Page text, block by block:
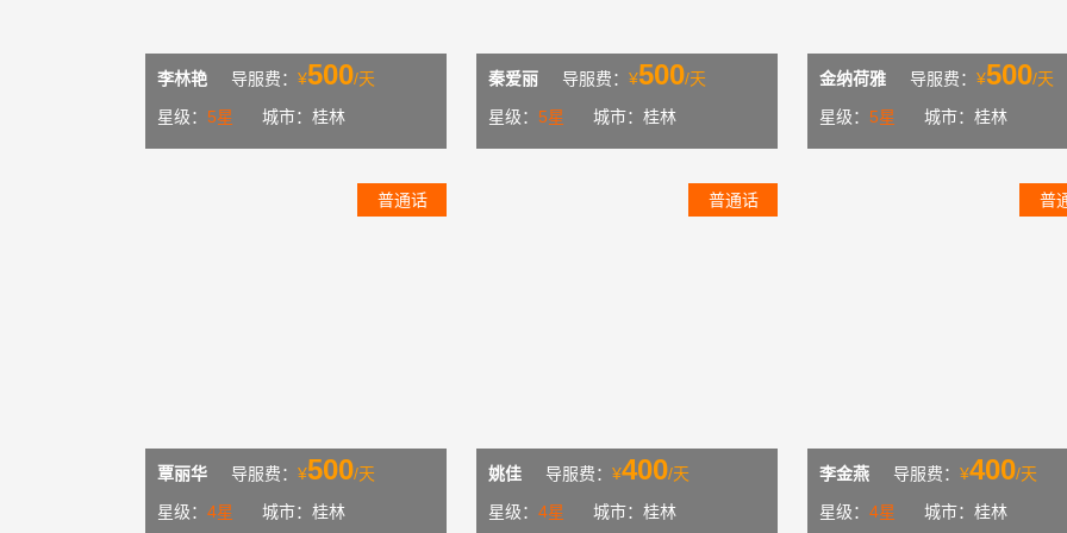
李林艳 导服费： ¥500/天
星级： 5星 城市：桂林
秦爱丽 导服费： ¥500/天
星级： 5星 城市：桂林
金纳荷雅 导服费： ¥500/天
星级： 5星 城市：桂林
普通话
覃丽华 导服费： ¥500/天
星级： 4星 城市：桂林
普通话
姚佳 导服费： ¥400/天
星级： 4星 城市：桂林
普
李金燕 导服费： ¥400/天
星级： 4星 城市：桂林